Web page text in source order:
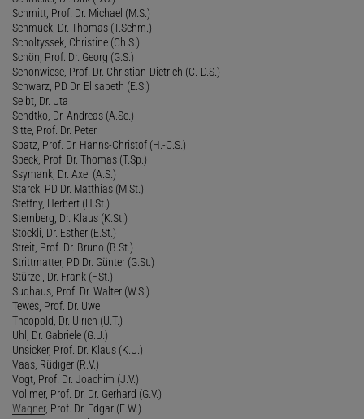
Schmitt, Prof. Dr. Michael (M.S.)
Schmuck, Dr. Thomas (T.Schm.)
Scholtyssek, Christine (Ch.S.)
Schön, Prof. Dr. Georg (G.S.)
Schönwiese, Prof. Dr. Christian-Dietrich (C.-D.S.)
Schwarz, PD Dr. Elisabeth (E.S.)
Seibt, Dr. Uta
Sendtko, Dr. Andreas (A.Se.)
Sitte, Prof. Dr. Peter
Spatz, Prof. Dr. Hanns-Christof (H.-C.S.)
Speck, Prof. Dr. Thomas (T.Sp.)
Ssymank, Dr. Axel (A.S.)
Starck, PD Dr. Matthias (M.St.)
Steffny, Herbert (H.St.)
Sternberg, Dr. Klaus (K.St.)
Stöckli, Dr. Esther (E.St.)
Streit, Prof. Dr. Bruno (B.St.)
Strittmatter, PD Dr. Günter (G.St.)
Stürzel, Dr. Frank (F.St.)
Sudhaus, Prof. Dr. Walter (W.S.)
Tewes, Prof. Dr. Uwe
Theopold, Dr. Ulrich (U.T.)
Uhl, Dr. Gabriele (G.U.)
Unsicker, Prof. Dr. Klaus (K.U.)
Vaas, Rüdiger (R.V.)
Vogt, Prof. Dr. Joachim (J.V.)
Vollmer, Prof. Dr. Dr. Gerhard (G.V.)
Wagner, Prof. Dr. Edgar (E.W.)